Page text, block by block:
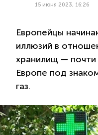
15 июня 2023, 16:26
Европейцы
иллюзий в
хранилищ — почти
Европе под
газ.